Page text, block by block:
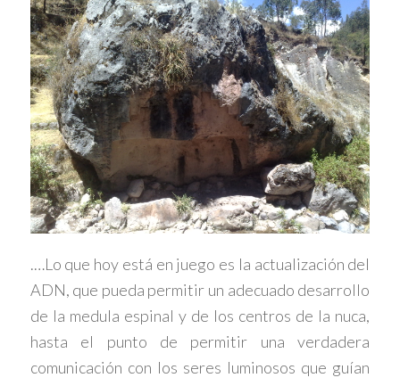
.…Lo que hoy está en juego es la actualización del
ADN, que pueda permitir un adecuado desarrollo
de la medula espinal y de los centros de la nuca,
hasta el punto de permitir una verdadera
comunicación con los seres luminosos que guían